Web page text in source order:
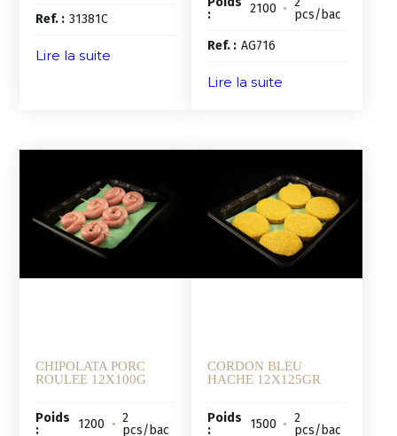
Ref. : 31381C
Lire la suite
:
2100 • pcs/bac
Ref. : AG716
Lire la suite
CHIPOLATA PORC
ROULEE 12X100G
Poids
:
1200 • 2
pcs/bac
CORDON BLEU
HACHE 12X125GR
Poids
:
1500 • 2
pcs/bac